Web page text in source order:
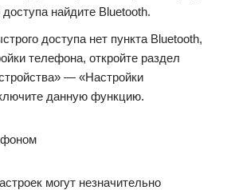
найдите Bluetooth.
доступа нет пункта Bluetooth,
телефона, откройте раздел
— «Настройки
данную функцию.
могут незначительно